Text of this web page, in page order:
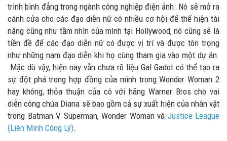
trình bình đẳng trong ngành công nghiệp điện ảnh. Nó sẽ mở ra
cánh cửa cho các đạo diễn nữ có nhiều cơ hội để thể hiện tài
năng cũng như tầm nhìn của mình tại Hollywood, nó cũng sẽ là
tiền đề để các đạo diễn nữ có được vị trí và được tôn trọng
như những nam đạo diễn khi họ cùng tham gia vào một dự án.
Mặc dù vậy, hiện nay vẫn chưa rõ liệu Gal Gadot có thể tạo ra
sự đột phá trong hợp đồng của mình trong Wonder Woman 2
hay không, thỏa thuận của cô với hãng Warner Bros cho vai
diễn công chúa Diana sẽ bao gồm cả sự xuất hiện của nhân vật
trong Batman V Superman, Wonder Woman và Justice League
(Liên Minh Công Lý).